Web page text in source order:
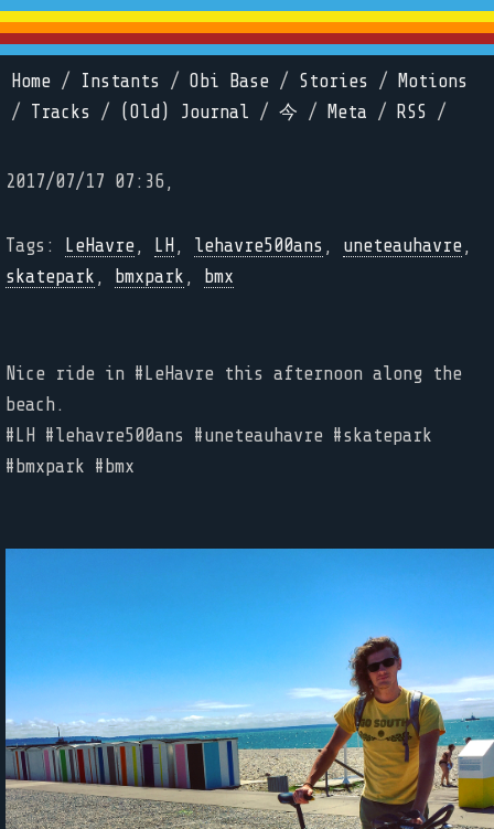
Home / Instants / Obi Base / Stories /
Motions
/ Tracks / (Old) Journal / 今 / Meta / RSS /
2017/07/17 07:36,
Tags: LeHavre, LH , lehavre500ans , uneteauhavre,
skatepark , bmxpark , bmx
Nice ride in #LeHavre this afternoon along the
beach.
#LH #lehavre500ans #uneteauhavre #skatepark
#bmxpark #bmx